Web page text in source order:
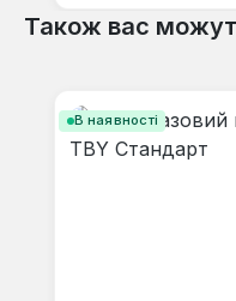
Також вас
В наявності